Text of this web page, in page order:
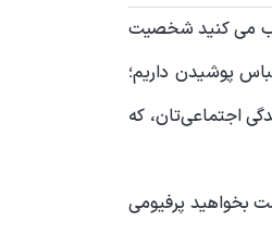
می کنید شخصیت
پوشیدن داریم؛
اجتماعی‌تان، که
بخواهید پرفیومی